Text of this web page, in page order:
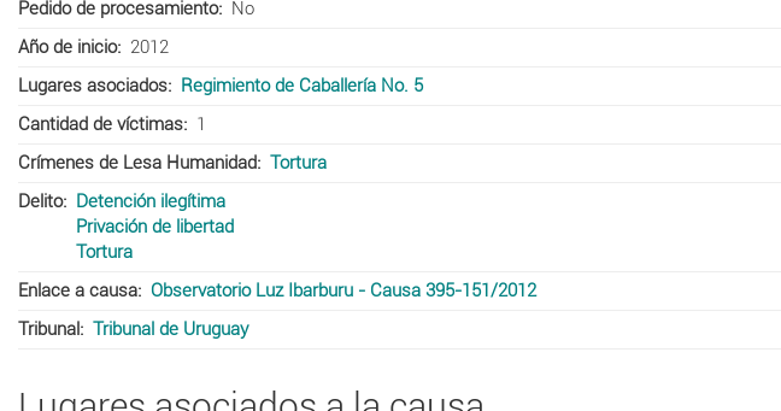
Pedido de procesamiento
No
Año de inicio
2012
Lugares asociados
Regimiento de Caballería No. 5
Cantidad de víctimas
1
Crímenes de Lesa Humanidad
Tortura
Delito
Detención ilegítima
Privación de libertad
Tortura
Enlace a causa
Observatorio Luz Ibarburu - Causa 395-151/2012
Tribunal
Tribunal de Uruguay